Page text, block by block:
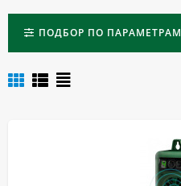
ПОДБОР ПО ПАРАМЕТРАМ